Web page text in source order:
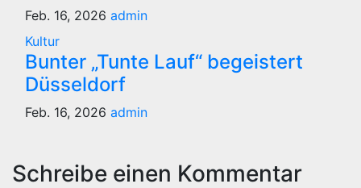
Feb. 16, 2026 admin
Kultur
Bunter „Tunte Lauf“ begeistert
Düsseldorf
Feb. 16, 2026 admin
Schreibe einen Kommentar